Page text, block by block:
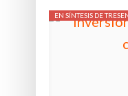
EN SÍNTESIS DE